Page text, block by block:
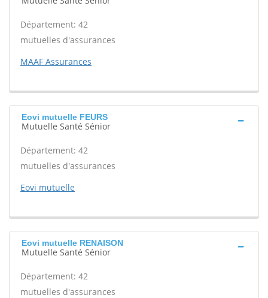
Département: 42
mutuelles d'assurances
MAAF Assurances
Eovi mutuelle FEURS
Mutuelle Santé Sénior
Département: 42
mutuelles d'assurances
Eovi mutuelle
Eovi mutuelle RENAISON
Mutuelle Santé Sénior
Département: 42
mutuelles d'assurances